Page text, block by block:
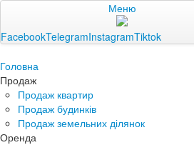
Меню
FacebookTelegramInstagramTiktok
Головна
Продаж
Продаж квартир
Продаж будинків
Продаж земельних ділянок
Оренда